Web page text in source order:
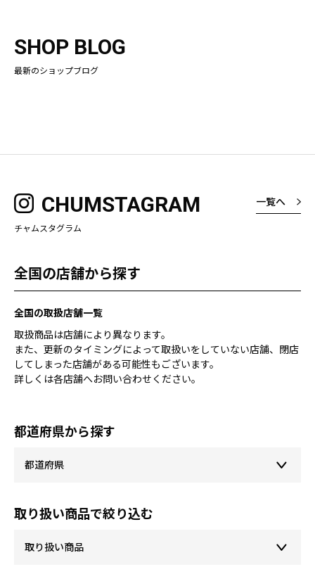
SHOP BLOG
最新のショップブログ
CHUMSTAGRAM
チャムスタグラム
一覧へ
全国の店舗から探す
全国の取扱店舗一覧
取扱商品は店舗により異なります。
また、更新のタイミングによって取扱いをしていない店舗、閉店
してしまった店舗がある可能性もございます。
詳しくは各店舗へお問い合わせください。
都道府県から探す
取り扱い商品で絞り込む